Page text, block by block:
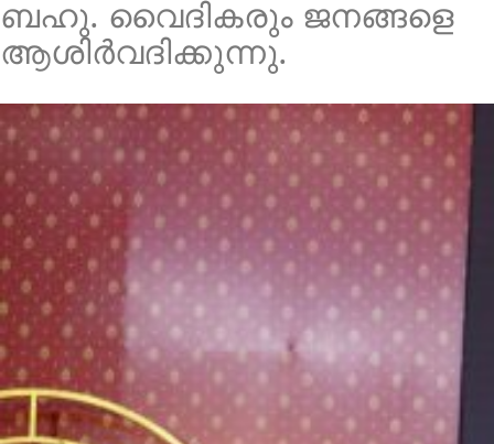
ബഹു. വൈദികരും ജനങ്ങളെ
ആശിർവദിക്കുന്നു.